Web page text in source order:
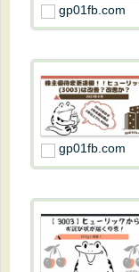
gp01fb.com
gp01fb.com